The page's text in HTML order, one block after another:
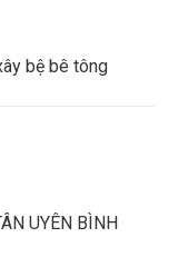
bệ bê tông
UYÊN BÌNH